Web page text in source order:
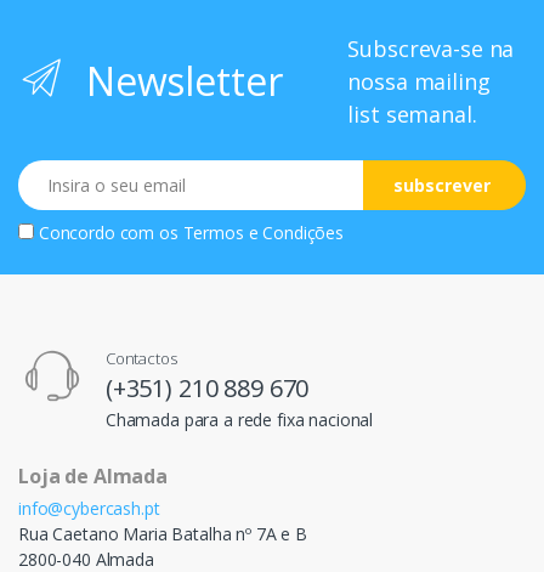
Newsletter
Subscreva-se na
nossa mailing
list semanal.
Email
subscrever
Concordo com os Termos e Condições
Contactos
(+351) 210 889 670
Chamada para a rede fixa nacional
Loja de Almada
info@cybercash.pt
Rua Caetano Maria Batalha nº 7A e B
2800-040 Almada